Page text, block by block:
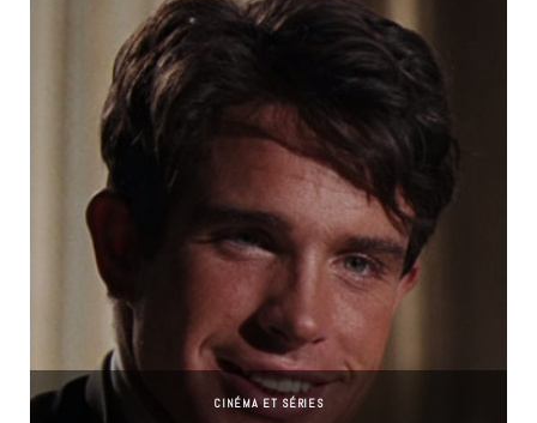
CINÉMA ET SÉRIES